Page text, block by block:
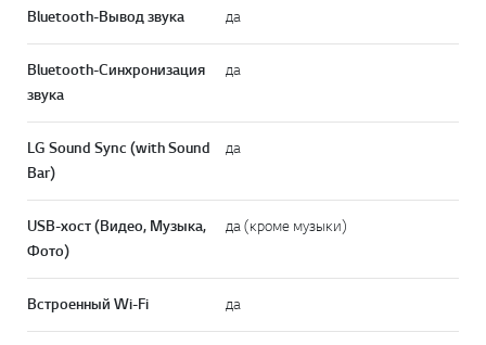
Bluetooth-Вывод звука да
Bluetooth-Синхронизация
звука
да
LG Sound Sync (with Sound
Bar)
да
USB-хост (Видео, Музыка,
Фото)
да (кроме музыки)
Встроенный Wi-Fi да